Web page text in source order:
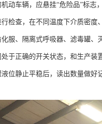
动车辆，应悬挂“危险品”标
检查，在不同温度下介质密
服、隔离式呼吸器、滤毒罐
于正确的开关状态，和生产
位静止平稳后，读出数量做